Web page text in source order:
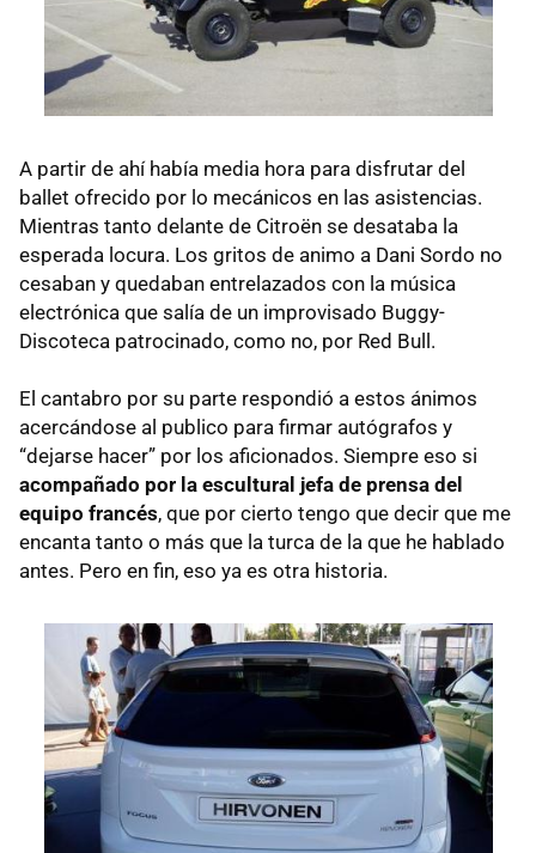
A partir de ahí había media hora para disfrutar del
ballet ofrecido por lo mecánicos en las asistencias.
Mientras tanto delante de Citroën se desataba la
esperada locura. Los gritos de animo a Dani Sordo no
cesaban y quedaban entrelazados con la música
electrónica que salía de un improvisado Buggy-
Discoteca patrocinado, como no, por Red Bull.
El cantabro por su parte respondió a estos ánimos
acercándose al publico para firmar autógrafos y
“dejarse hacer” por los aficionados. Siempre eso si
acompañado por la escultural jefa de prensa del
equipo francés, que por cierto tengo que decir que me
encanta tanto o más que la turca de la que he hablado
antes. Pero en fin, eso ya es otra historia.